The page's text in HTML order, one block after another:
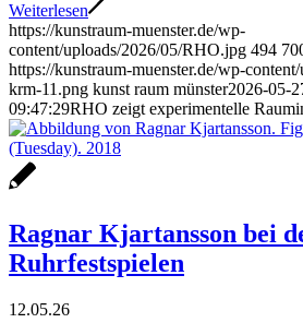
Weiterlesen
https://kunstraum-muenster.de/wp-
content/uploads/2026/05/RHO.jpg 494
https://kunstraum-muenster.de/wp-
krm-11.png kunst raum münster2026-05-
09:47:29RHO zeigt experimentelle
Ragnar Kjartansson bei
Ruhrfestspielen
12.05.26